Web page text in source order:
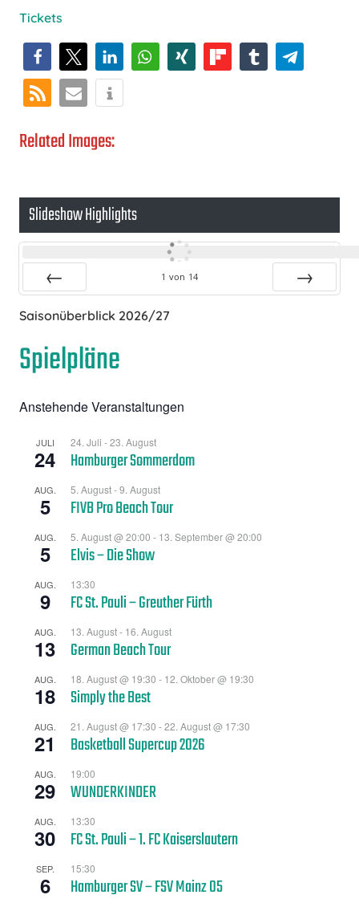
Tickets
Related Images:
Slideshow Highlights
1 von 14
Saisonüberblick 2026/27
Spielpläne
Anstehende Veranstaltungen
JULI
24
24. Juli -23. August
Hamburger Sommerdom
AUG.
5
5. August-9. August
FIVB Pro Beach Tour
AUG.
5
5. August @ 20:00 - 13. September @ 20:00
Elvis – Die Show
AUG.
9
13:30
FC St. Pauli – Greuther Fürth
AUG.
13
13. August- 16. August
German Beach Tour
AUG.
18
18. August @ 19:30 - 12. Oktober @ 19:30
Simply the Best
AUG.
21
21. August @ 17:30 -22. August @ 17:30
Basketball Supercup 2026
AUG.
29
19:00
WUNDERKINDER
AUG.
30
13:30
FC St. Pauli – 1. FC Kaiserslautern
SEP.
6
15:30
Hamburger SV – FSV Mainz 05